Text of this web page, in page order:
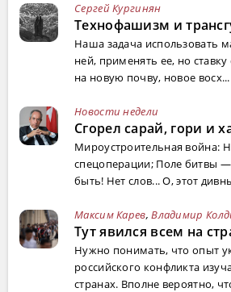
Сергей Кургинян
Технофашизм и
Наша задача использовать
ней, применять ее, но ставку
на новую почву, новое восх...
Новости недели
Сгорел сарай, гори и
Мироустроительная война:
спецоперации; Поле битвы
быть! Нет слов... О, этот
Максим Карев,Владимир
Тут явился всем на
Нужно понимать, что опыт
российского конфликта
странах. Вполне вероятно,